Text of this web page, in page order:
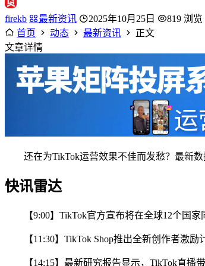
firekb 最新资讯 2025年10月25日
819 浏览
首页
动态 最新资讯
正文
文章详情
还在为TikTok运营效果不佳而发愁？最新
快讯雷达
【9:00】TikTok官方宣布将在全球12个国
【11:30】TikTok Shop推出全新创作者激
【14:15】最新研究报告显示，TikTok直播